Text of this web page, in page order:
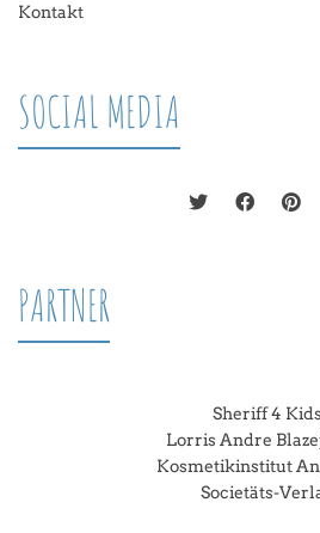
Kontakt
SOCIAL MEDIA
PARTNER
Sheriff 4
Lorris Andre
Kosmetikinstitut
Societäts-